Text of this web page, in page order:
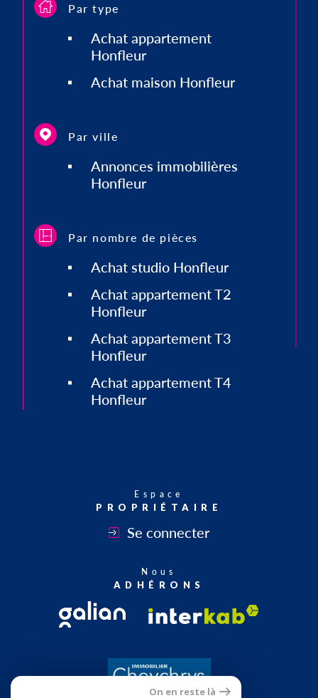
Par type
Achat appartement
Honfleur
Achat maison Honfleur
Par ville
Annonces immobilières
Honfleur
Par nombre de pièces
Achat studio Honfleur
Achat appartement T2
Honfleur
Achat appartement T3
Honfleur
Achat appartement T4
Honfleur
Espace
PROPRIÉTAIRE
Se connecter
Nous
ADHÉRONS
On en reste là